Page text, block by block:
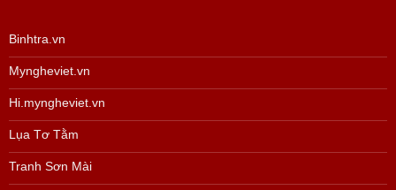
Binhtra.vn
Myngheviet.vn
Hi.myngheviet.vn
Lụa Tơ Tằm
Tranh Sơn Mài